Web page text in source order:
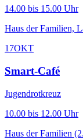
14.00 bis 15.00 Uhr
Haus der Familien,
17OKT
Smart-Café
Jugendrotkreuz
10.00 bis 12.00 Uhr
Haus der Familien